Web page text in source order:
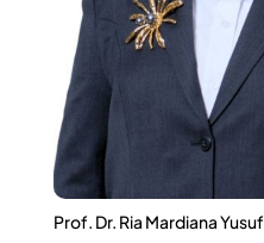
Prof. Dr. Ria Mardiana Yusuf